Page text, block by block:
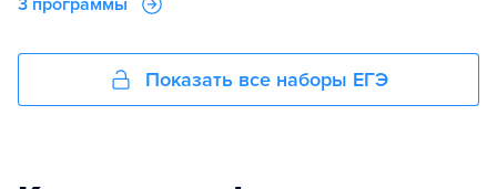
3 программы
Показать все наборы ЕГЭ